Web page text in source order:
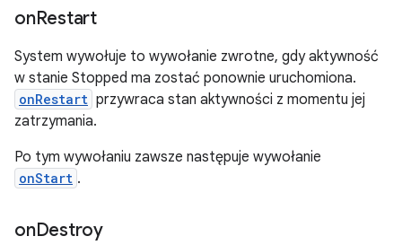
onRestart
System wywołuje to wywołanie zwrotne, gdy aktywność
w stanie Stopped ma zostać ponownie uruchomiona.
onRestart przywraca stan aktywności z momentu jej
zatrzymania.
Po tym wywołaniu zawsze następuje wywołanie
onStart .
onDestroy